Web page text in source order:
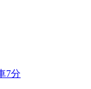
7分